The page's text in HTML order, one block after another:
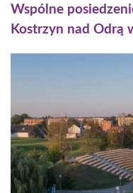
Wspólne
Kostrzyn nad Odrą